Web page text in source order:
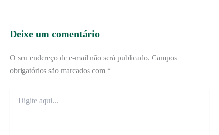
Deixe um comentário
O seu endereço de e-mail não será publicado. Campos
obrigatórios são marcados com *
aqui...